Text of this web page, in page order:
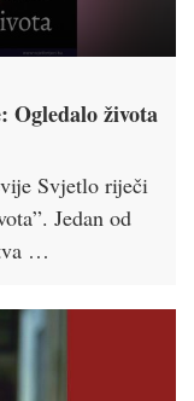
Ogledalo života
Svjetlo riječi
Jedan od
…